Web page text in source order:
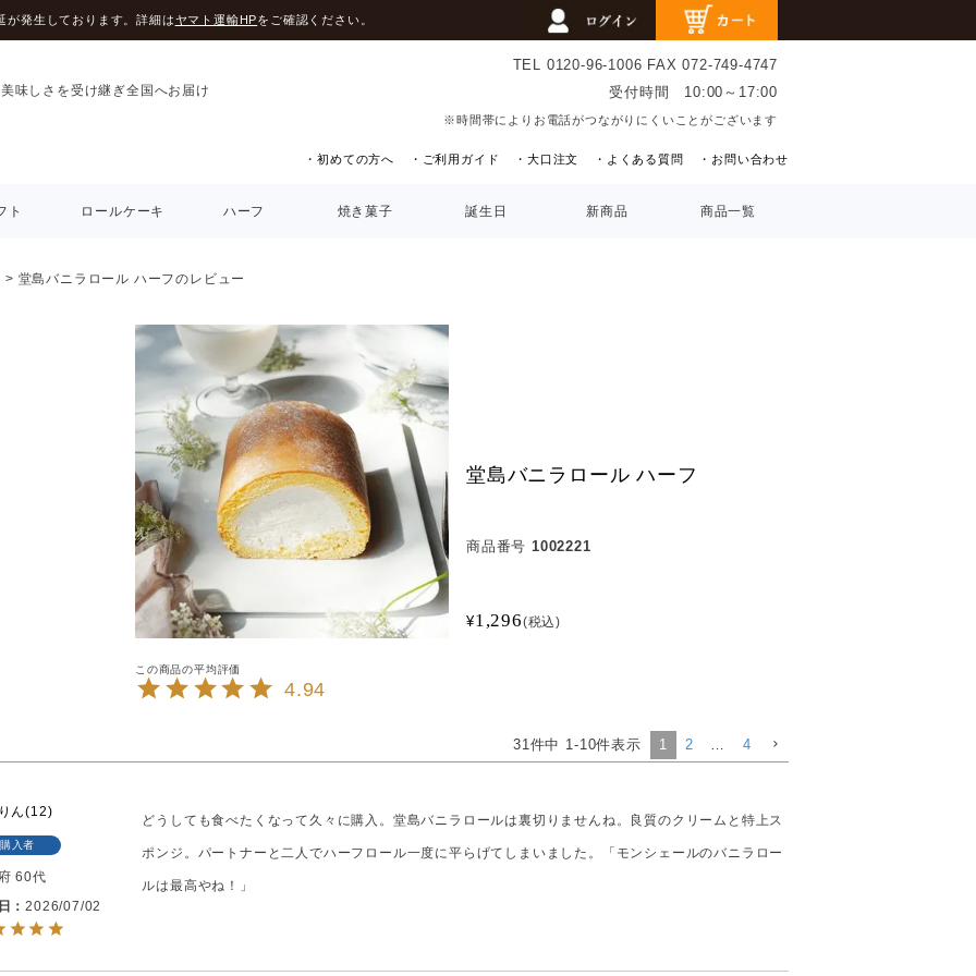
が発生しております。詳細はヤマト運輸HPをご確認ください。
味しさを受け継ぎ全国へお届け
TEL 0120-96-1006 FAX 072-749-4747
受付時間 10:00～17:00
※時間帯によりお電話がつながりにくいことがございます
・初めての方へ ・ご利用ガイド ・大口注文 ・よくある質問 ・お問い合わせ
ト ロールケーキ ハーフ 焼き菓子 誕生日 新商品 商品一覧
堂島バニラロール ハーフのレビュー
堂島バニラロール ハーフ
商品番号 1002221
¥1,296 税込
4.94
31件中 1-10件表示 1 2 … 4
ん 12
購入者
60代
2026/07/02
どうしても食べたくなって久々に購入。堂島バニラロールは裏切りませんね。良質のクリームと特上ス
ポンジ。パートナーと二人でハーフロール一度に平らげてしまいました。「モンシェールのバニラロー
ルは最高やね！」